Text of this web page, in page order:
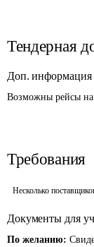
Тендерная
Доп. информация
Возможны рейсы на
Требования
Несколько
Документы для
По желанию: